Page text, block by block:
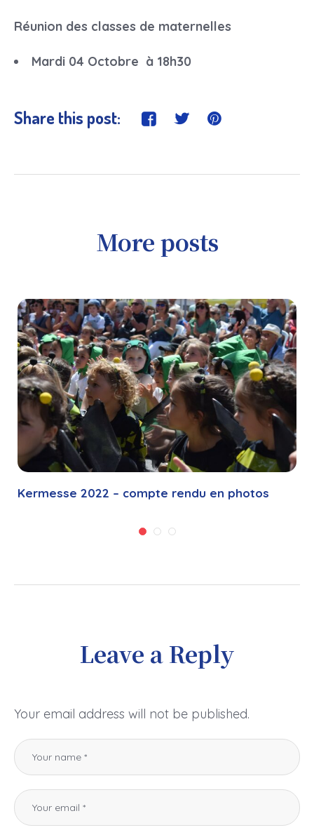
Réunion des classes de maternelles
Mardi 04 Octobre à 18h30
Share this post:
More posts
Kermesse 2022 – compte rendu en photos
Leave a Reply
Your email address will not be published.